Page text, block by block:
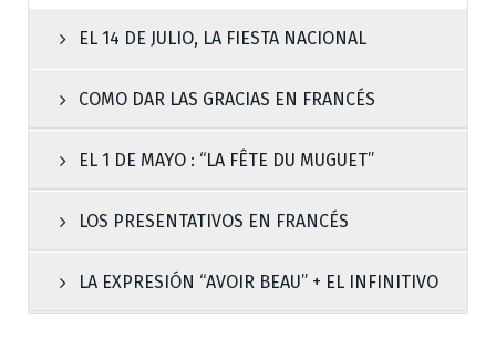
EL 14 DE JULIO, LA FIESTA NACIONAL
COMO DAR LAS GRACIAS EN FRANCÉS
EL 1 DE MAYO : “LA FÊTE DU MUGUET”
LOS PRESENTATIVOS EN FRANCÉS
LA EXPRESIÓN “AVOIR BEAU” + EL INFINITIVO